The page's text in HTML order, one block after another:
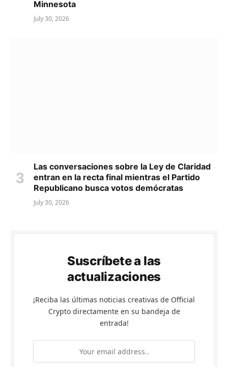
Minnesota
July 30, 2026
Las conversaciones sobre la Ley de Claridad
entran en la recta final mientras el Partido
Republicano busca votos demócratas
July 30, 2026
Suscríbete a las
actualizaciones
¡Reciba las últimas noticias creativas de Official
Crypto directamente en su bandeja de
entrada!